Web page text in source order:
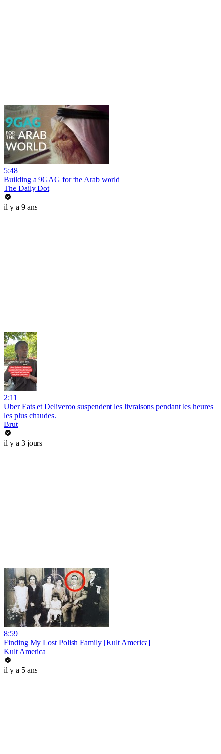
5:48
Building a 9GAG for the Arab world
The Daily Dot
il y a 9 ans
2:11
Uber Eats et Deliveroo suspendent les livraisons pendant les heures
les plus chaudes.
Brut
il y a 3 jours
8:59
Finding My Lost Polish Family [Kult America]
Kult America
il y a 5 ans